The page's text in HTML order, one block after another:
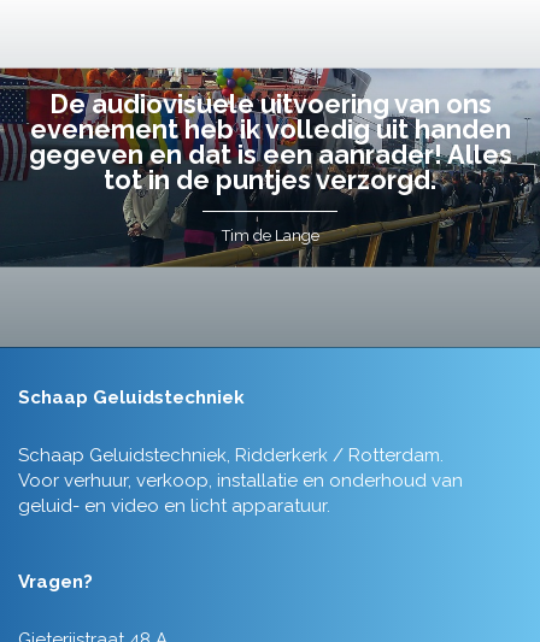
De audiovisuele uitvoering van ons
evenement heb ik volledig uit handen
gegeven en dat is een aanrader! Alles
tot in de puntjes verzorgd.
Tim de Lange
Schaap Geluidstechniek
Schaap Geluidstechniek, Ridderkerk / Rotterdam.
Voor verhuur, verkoop, installatie en onderhoud van
geluid- en video en licht apparatuur.
Vragen?